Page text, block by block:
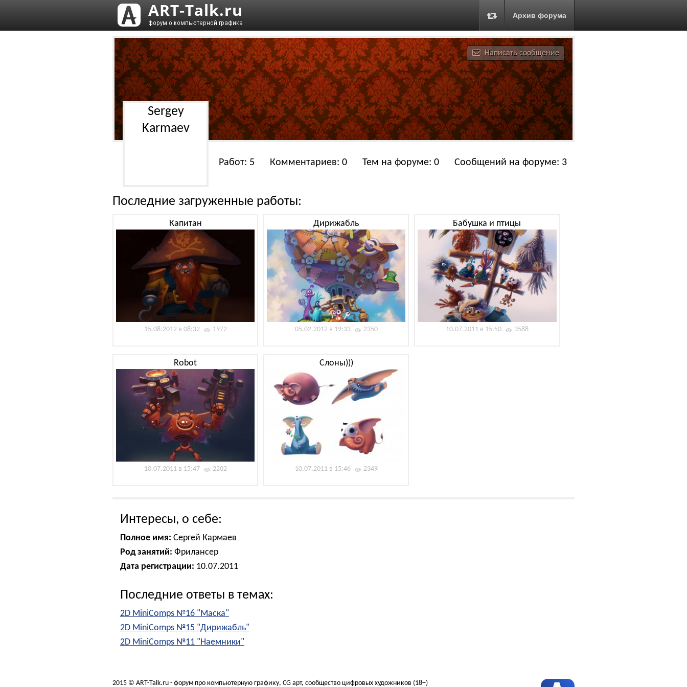
Архив форума
Написать сообщение
Sergey
Karmaev
Работ: 5 Комментариев: 0 Тем на форуме: 0 Сообщений на форуме: 3
Последние загруженные работы:
Капитан
15.08.2012 в 08:32 1972
Дирижабль
05.02.2012 в 19:33 2350
Бабушка и птицы
10.07.2011 в 15:50 3588
Robot
10.07.2011 в 15:47 2202
Слоны)))
10.07.2011 в 15:46 2349
Интересы, о себе:
Полное имя: Сергей Кармаев
Род занятий: Фрилансер
Дата регистрации: 10.07.2011
Последние ответы в темах:
2D MiniComps №16 "Маска"
2D MiniComps №15 "Дирижабль"
2D MiniComps №11 "Наемники"
2015 © ART-Talk.ru - форум про компьютерную графику, CG арт, сообщество цифровых художников (18+)